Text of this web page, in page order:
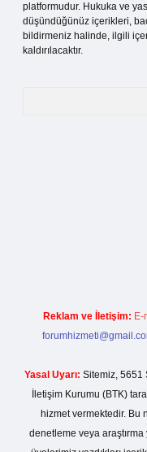
platformudur. Hukuka ve
düşündüğünüz içerikleri,
bildirmeniz halinde, ilgili
kaldırılacaktır.
Reklam ve İletişim: E-
Yasal Uyarı: Sitemiz, 5651
İletişim Kurumu (BTK)
hizmet vermektedir. Bu
denetleme veya